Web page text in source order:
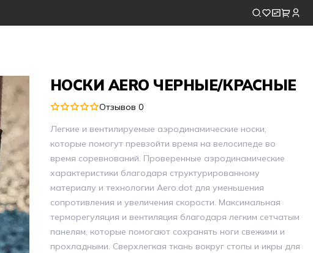
Отзывов 0
НОСКИ AERO ЧЕРНЫЕ/КРАСНЫЕ
Легкие и вентилируемые аэродинамические носки,
которые помогут превзойти время на велосипеде во
время соревнований. Проверенные аэродинамические
характеристики благодаря структурированному
материалу и технологии Aero.dot для уменьшения
сопротивления и увеличения скорости. Максимальная
терморегуляция и вентиляция благодаря легким сетчатым
панелям, которые помогают сохранять ноги свежими и
прохладными. Сверхлегкая ткань вокруг стопы и икры для